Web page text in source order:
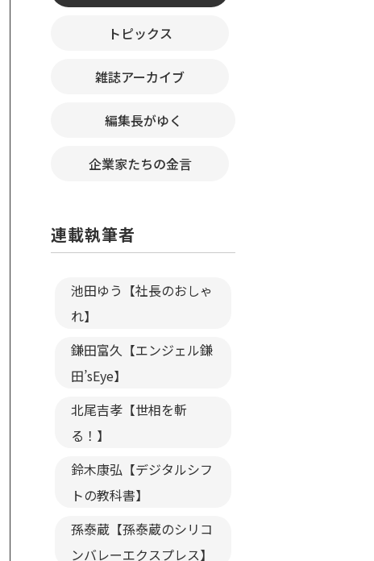
トピックス
雑誌アーカイブ
編集長がゆく
企業家たちの金言
連載執筆者
池田ゆう【社長のおしゃ
れ】
鎌田富久【エンジェル鎌
田’sEye】
北尾吉孝【世相を斬
る！】
鈴木康弘【デジタルシフ
トの教科書】
孫泰蔵【孫泰蔵のシリコ
ンバレーエクスプレス】